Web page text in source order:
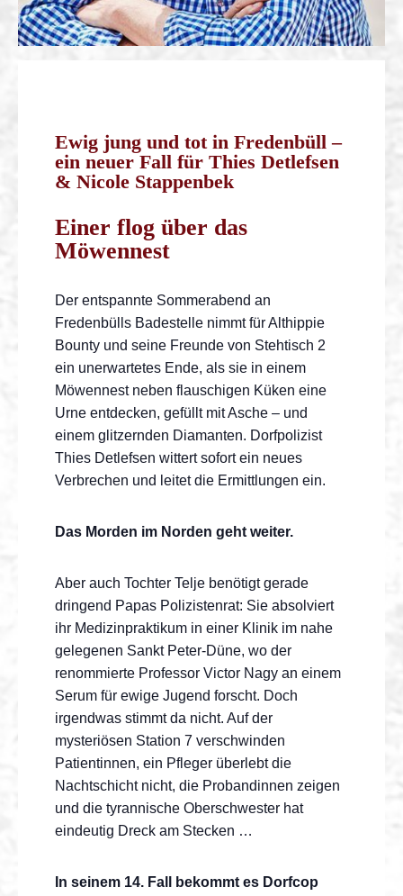
Ewig jung und tot in Fredenbüll –
ein neuer Fall für Thies Detlefsen
& Nicole Stappenbek
Einer flog über das
Möwennest
Der entspannte Sommerabend an
Fredenbülls Badestelle nimmt für Althippie
Bounty und seine Freunde von Stehtisch 2
ein unerwartetes Ende, als sie in einem
Möwennest neben flauschigen Küken eine
Urne entdecken, gefüllt mit Asche – und
einem glitzernden Diamanten. Dorfpolizist
Thies Detlefsen wittert sofort ein neues
Verbrechen und leitet die Ermittlungen ein.
Das Morden im Norden geht weiter.
Aber auch Tochter Telje benötigt gerade
dringend Papas Polizistenrat: Sie absolviert
ihr Medizinpraktikum in einer Klinik im nahe
gelegenen Sankt Peter-Düne, wo der
renommierte Professor Victor Nagy an einem
Serum für ewige Jugend forscht. Doch
irgendwas stimmt da nicht. Auf der
mysteriösen Station 7 verschwinden
Patientinnen, ein Pfleger überlebt die
Nachtschicht nicht, die Probandinnen zeigen
und die tyrannische Oberschwester hat
eindeutig Dreck am Stecken …
In seinem 14. Fall bekommt es Dorfcop